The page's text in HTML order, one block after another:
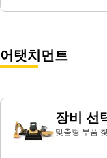
어탯치먼트
장비 선
맞춤형 부품